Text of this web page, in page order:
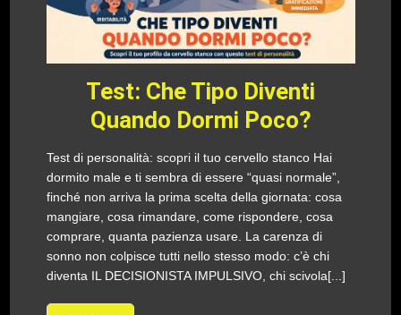
Test: Che Tipo Diventi
Quando Dormi Poco?
Test di personalità: scopri il tuo cervello stanco Hai
dormito male e ti sembra di essere “quasi normale”,
finché non arriva la prima scelta della giornata: cosa
mangiare, cosa rimandare, come rispondere, cosa
comprare, quanta pazienza usare. La carenza di
sonno non colpisce tutti nello stesso modo: c’è chi
diventa IL DECISIONISTA IMPULSIVO, chi scivola[...]